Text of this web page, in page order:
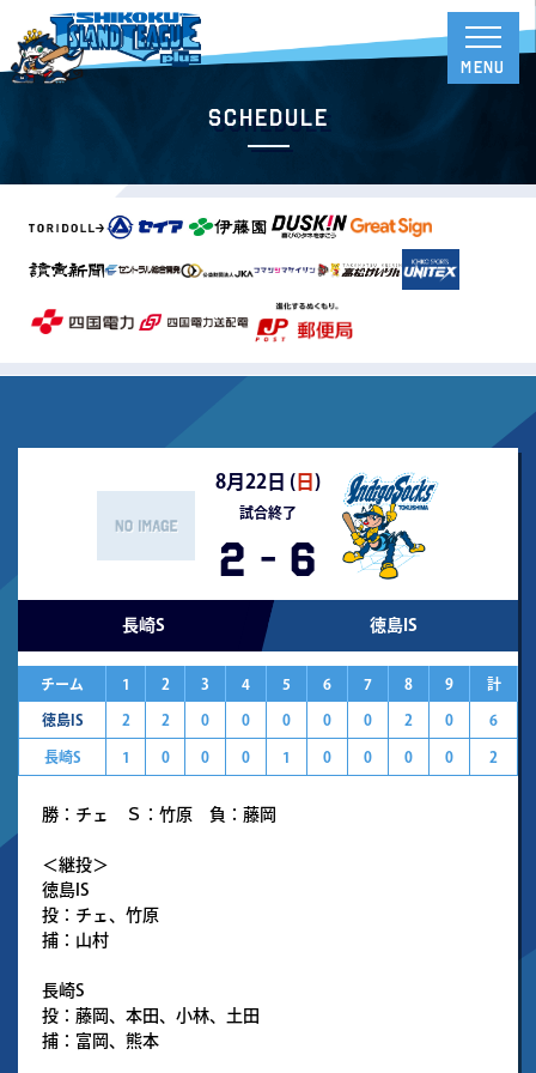
Schedule
8月22日 ( 日 )
試合終了
2 - 6
長崎S 徳島IS
チーム 1 2 3 4 5 6 7 8 9 計
徳島IS 2 2 0 0 0 0 0 2 0 6
長崎S 1 0 0 0 1 0 0 0 0 2
勝：チェ Ｓ：竹原 負：藤岡
＜継投＞
徳島IS
投：チェ、竹原
捕：山村
長崎S
投：藤岡、本田、小林、土田
捕：富岡、熊本